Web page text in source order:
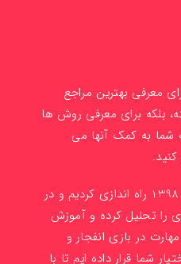
معرفی بهترین مراجع
بلکه برای معرفی روش ها
به کمک آنها می
ما این وب سایت را در سال 1398 راه اندازی کردیم و در
تحلیل کرده و آموزش
در بازی انفجار و
شما قرار داده ایم تا با